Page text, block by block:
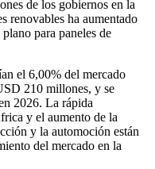
de los gobiernos en la
renovables ha aumentado
para paneles de
el 6,00% del mercado
210 millones, y se
2026. La rápida
y el aumento de la
y la automoción están
del mercado en la